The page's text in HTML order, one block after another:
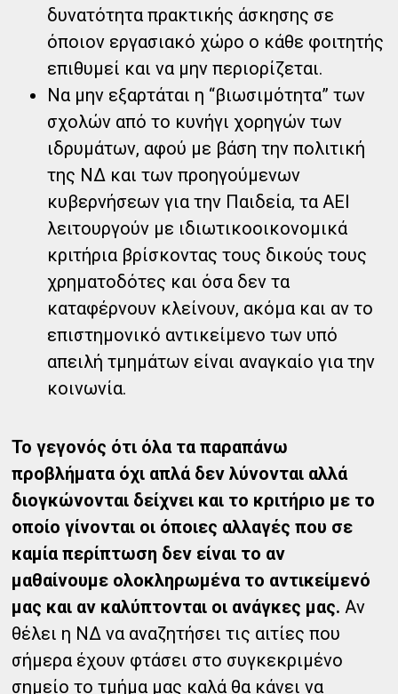
δυνατότητα πρακτικής άσκησης σε
όποιον εργασιακό χώρο ο κάθε φοιτητής
επιθυμεί και να μην περιορίζεται.
Να μην εξαρτάται η “βιωσιμότητα” των
σχολών από το κυνήγι χορηγών των
ιδρυμάτων, αφού με βάση την πολιτική
της ΝΔ και των προηγούμενων
κυβερνήσεων για την Παιδεία, τα ΑΕΙ
λειτουργούν με ιδιωτικοοικονομικά
κριτήρια βρίσκοντας τους δικούς τους
χρηματοδότες και όσα δεν τα
καταφέρνουν κλείνουν, ακόμα και αν το
επιστημονικό αντικείμενο των υπό
απειλή τμημάτων είναι αναγκαίο για την
κοινωνία.
Το γεγονός ότι όλα τα παραπάνω
προβλήματα όχι απλά δεν λύνονται αλλά
διογκώνονται δείχνει και το κριτήριο με το
οποίο γίνονται οι όποιες αλλαγές που σε
καμία περίπτωση δεν είναι το αν
μαθαίνουμε ολοκληρωμένα το αντικείμενό
μας και αν καλύπτονται οι ανάγκες μας. Αν
θέλει η ΝΔ να αναζητήσει τις αιτίες που
σήμερα έχουν φτάσει στο συγκεκριμένο
σημείο το τμήμα μας καλά θα κάνει να